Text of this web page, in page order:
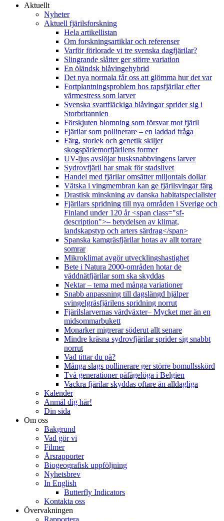
Aktuellt
Nyheter
Aktuell fjärilsforskning
Hela artikellistan
Om forskningsartiklar och referenser
Varför förlorade vi tre svenska dagfjärilar?
Slingrande slåtter ger större variation
En öländsk blåvingehybrid
Det nya normala får oss att glömma hur det var
Fortplantningsproblem hos rapsfjärilar efter
värmestress som larver
Svenska svartfläckiga blåvingar sprider sig i
Storbritannien
Förskjuten blomning som försvar mot fjäril
Fjärilar som pollinerare – en laddad fråga
Färg, storlek och genetik skiljer
skogspärlemorfjärilens former
UV-ljus avslöjar busksnabbvingens larver
Sydrovfjäril har smak för stadslivet
Handel med fjärilar omsätter miljontals dollar
Vätska i vingmembran kan ge fjärilsvingar färg
Drastisk minskning av danska habitatspecialister
Fjärilars spridning till nya områden i Sverige och
Finland under 120 år <span class="sf-
description">– betydelsen av klimat,
landskapstyp och arters särdrag</span>
Spanska kamgräsfjärilar hotas av allt torrare
somrar
Mikroklimat avgör utvecklingshastighet
Bete i Natura 2000-områden hotar de
väddnätfjärilar som ska skyddas
Nektar – tema med många variationer
Snabb anpassning till dagslängd hjälper
svingelgräsfjärilens spridning norrut
Fjärilslarvernas värdväxter– Mycket mer än en
midsommarbukett
Monarker migrerar söderut allt senare
Mindre kräsna sydrovfjärilar sprider sig snabbt
norrut
Vad tittar du på?
Många slags pollinerare ger större bomullsskörd
Två generationer påfågelöga i Belgien
Vackra fjärilar skyddas oftare än alldagliga
Kalender
Anmäl dig här!
Din sida
Om oss
Bakgrund
Vad gör vi
Filmer
Årsrapporter
Biogeografisk uppföljning
Nyhetsbrev
In English
Butterfly Indicators
Kontakta oss
Övervakningen
Rapportera